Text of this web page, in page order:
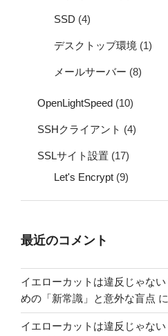
SSD (4)
デスクトップ環境 (1)
メールサーバー (8)
OpenLightSpeed (10)
SSHクライアント (4)
SSLサイト設置 (17)
Let's Encrypt (9)
最近のコメント
イエローカットは違反じゃな
めの「新常識」と意外な盲点 に
イエローカットは違反じゃな